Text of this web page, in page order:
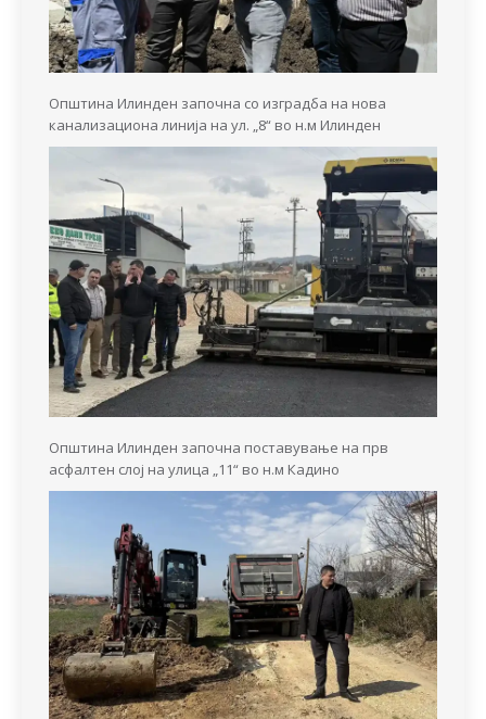
Општина Илинден започна со изградба на нова
канализациона линија на ул. „8“ во н.м Илинден
Општина Илинден започна поставување на прв
асфалтен слој на улица „11“ во н.м Кадино